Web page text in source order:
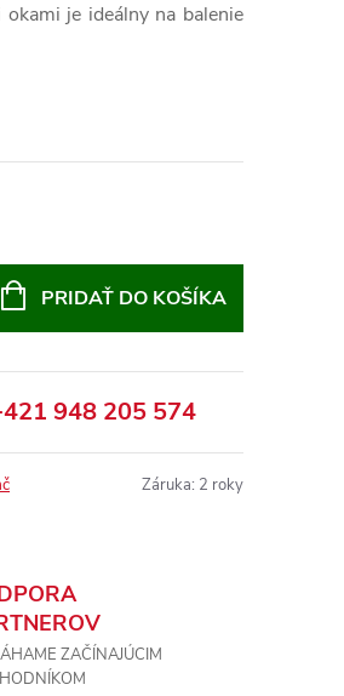
je ideálny na balenie
PRIDAŤ DO KOŠÍKA
948 205 574
Záruka: 2 roky
ZAČÍNAJÚCIM